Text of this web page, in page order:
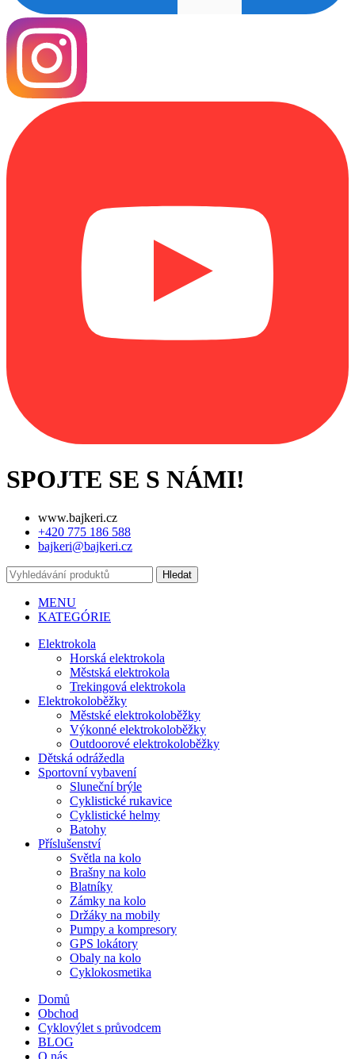
SPOJTE SE S NÁMI!
www.bajkeri.cz
+420 775 186 588
bajkeri@bajkeri.cz
Hledat
MENU
KATEGÓRIE
Elektrokola
Horská elektrokola
Městská elektrokola
Trekingová elektrokola
Elektrokoloběžky
Městské elektrokoloběžky
Výkonné elektrokoloběžky
Outdoorové elektrokoloběžky
Dětská odrážedla
Sportovní vybavení
Sluneční brýle
Cyklistické rukavice
Cyklistické helmy
Batohy
Příslušenství
Světla na kolo
Brašny na kolo
Blatníky
Zámky na kolo
Držáky na mobily
Pumpy a kompresory
GPS lokátory
Obaly na kolo
Cyklokosmetika
Domů
Obchod
Cyklovýlet s průvodcem
BLOG
O nás